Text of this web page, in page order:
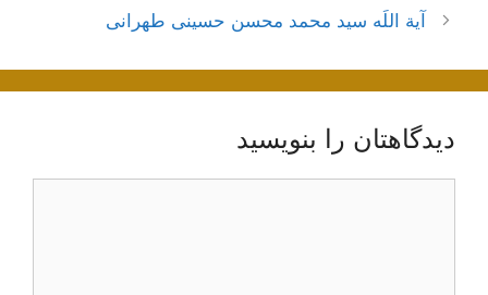
آیة اللَه سید محمد محسن حسینی طهرانی
دیدگاهتان را بنویسید